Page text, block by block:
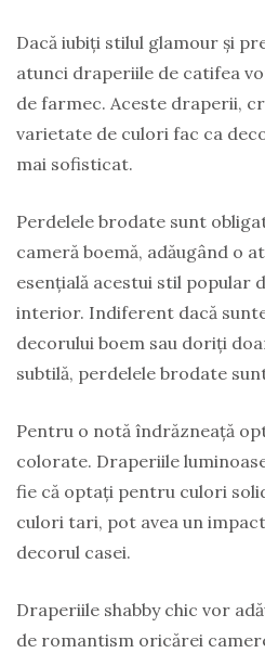
Dacă iubiți stilul glamour și
atunci draperiile de catifea
de farmec. Aceste draperii,
varietate de culori fac ca
mai sofisticat.
Perdelele brodate sunt
cameră boemă, adăugând o
esențială acestui stil popular
interior. Indiferent dacă
decorului boem sau doriți
subtilă, perdelele brodate
Pentru o notă îndrăzneață
colorate. Draperiile
fie că optați pentru culori
culori tari, pot avea un
decorul casei.
Draperiile shabby chic vor
de romantism oricărei